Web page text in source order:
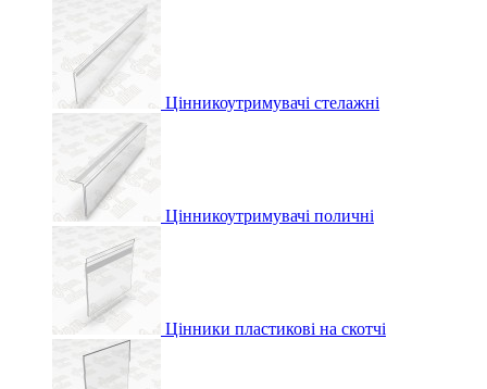
Цінникоутримувачі стелажні
Цінникоутримувачі поличні
Цінники пластикові на скотчі